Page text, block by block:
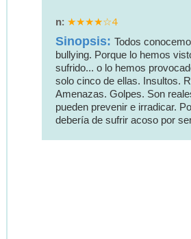
n:
4
Sinopsis: Todos
bullying. Porque lo hemos
sufrido... o lo hemos
solo cinco de ellas. Insultos.
Amenazas. Golpes. Son
pueden prevenir e irradicar.
debería de sufrir acoso por